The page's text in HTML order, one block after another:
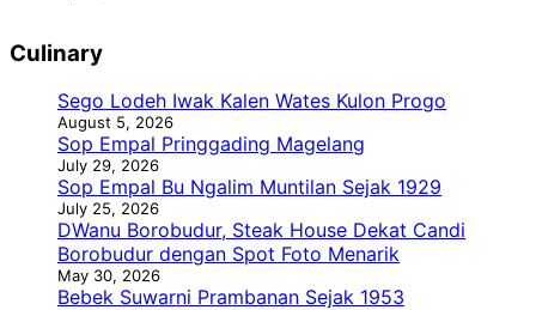
Culinary
Sego Lodeh Iwak Kalen Wates Kulon Progo
August 5, 2026
Sop Empal Pringgading Magelang
July 29, 2026
Sop Empal Bu Ngalim Muntilan Sejak 1929
July 25, 2026
DWanu Borobudur, Steak House Dekat Candi
Borobudur dengan Spot Foto Menarik
May 30, 2026
Bebek Suwarni Prambanan Sejak 1953